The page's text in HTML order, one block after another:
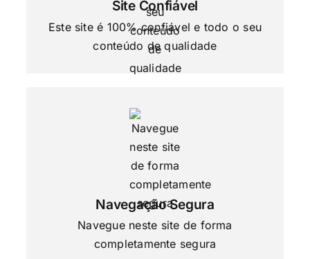
Site Confiável
Este site é 100% confiável e todo o seu
conteúdo de qualidade
Navegação Segura
Navegue neste site de forma
completamente segura